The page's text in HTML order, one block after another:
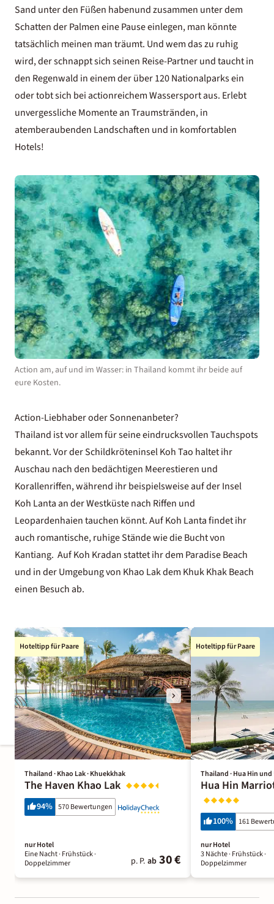
Sand unter den Füßen habenund zusammen unter dem
Schatten der Palmen eine Pause einlegen, man könnte
tatsächlich meinen man träumt. Und wem das zu ruhig
wird, der schnappt sich seinen Reise-Partner und taucht in
den Regenwald in einem der über 120 Nationalparks ein
oder tobt sich bei actionreichem Wassersport aus. Erlebt
unvergessliche Momente an Traumstränden, in
atemberaubenden Landschaften und in komfortablen
Hotels!
Action am, auf und im Wasser: in Thailand kommt ihr beide auf
eure Kosten.
Action-Liebhaber oder Sonnenanbeter?
Thailand ist vor allem für seine eindrucksvollen Tauchspots
bekannt. Vor der Schildkröteninsel Koh Tao haltet ihr
Auschau nach den bedächtigen Meerestieren und
Korallenriffen, während ihr beispielsweise auf der Insel
Koh Lanta an der Westküste nach Riffen und
Leopardenhaien tauchen könnt. Auf Koh Lanta findet ihr
auch romantische, ruhige Stände wie die Bucht von
Kantiang. Auf Koh Kradan stattet ihr dem Paradise Beach
und in der Umgebung von Khao Lak dem Khuk Khak Beach
einen Besuch ab.
Hoteltipp für Paare
Thailand · Khao Lak · Khuekkhak
The Haven Khao Lak
94% 570 Bewertungen
nur Hotel
Eine Nacht· Frühstück·
Doppelzimmer
p. P. ab 30 €
Hoteltipp für Paare
Thailand · Hua Hin
Hua Hin
100% 161
nur Hotel
3 Nächte· Frühstück·
Doppelzimmer